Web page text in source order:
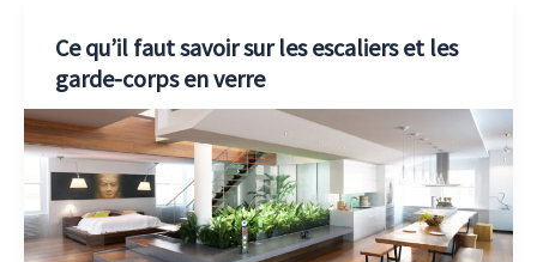
Ce qu’il faut savoir sur les escaliers et les
garde-corps en verre